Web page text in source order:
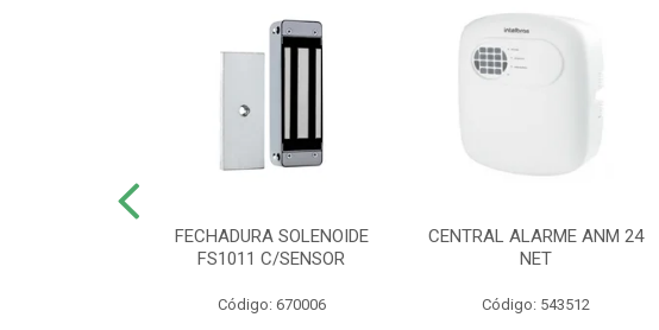
FECHADURA SOLENOIDE
FS1011 C/SENSOR
Código: 670006
CENTRAL ALARME ANM 24
NET
Código: 543512